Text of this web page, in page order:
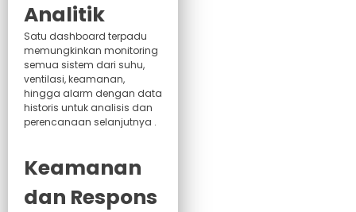
Analitik
Satu dashboard terpadu
memungkinkan monitoring
semua sistem dari suhu,
ventilasi, keamanan,
hingga alarm dengan data
historis untuk analisis dan
perencanaan selanjutnya .
Keamanan
dan Respons